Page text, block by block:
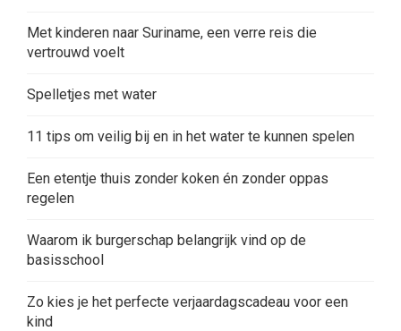
Met kinderen naar Suriname, een verre reis die
vertrouwd voelt
Spelletjes met water
11 tips om veilig bij en in het water te kunnen spelen
Een etentje thuis zonder koken én zonder oppas
regelen
Waarom ik burgerschap belangrijk vind op de
basisschool
Zo kies je het perfecte verjaardagscadeau voor een
kind